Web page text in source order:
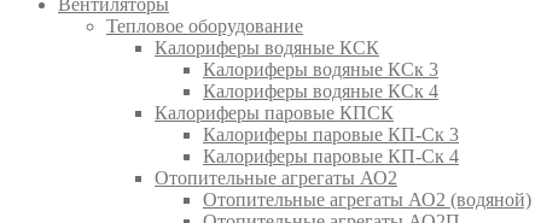
Вентиляторы
Тепловое оборудование
Калориферы водяные КСК
Калориферы водяные КСк 3
Калориферы водяные КСк 4
Калориферы паровые КПСК
Калориферы паровые КП-Ск 3
Калориферы паровые КП-Ск 4
Отопительные агрегаты АО2
Отопительные агрегаты АО2 (водяной)